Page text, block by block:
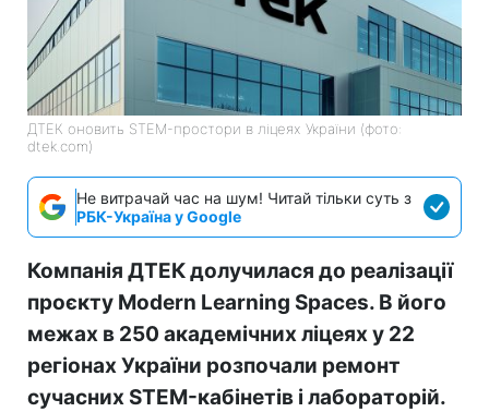
ДТЕК оновить STEM-простори в ліцеях України (фото:
dtek.com)
Не витрачай час на шум! Читай тільки суть з
РБК-Україна у Google
Компанія ДТЕК долучилася до реалізації
проєкту Modern Learning Spaces. В його
межах в 250 академічних ліцеях у 22
регіонах України розпочали ремонт
сучасних STEM-кабінетів і лабораторій.